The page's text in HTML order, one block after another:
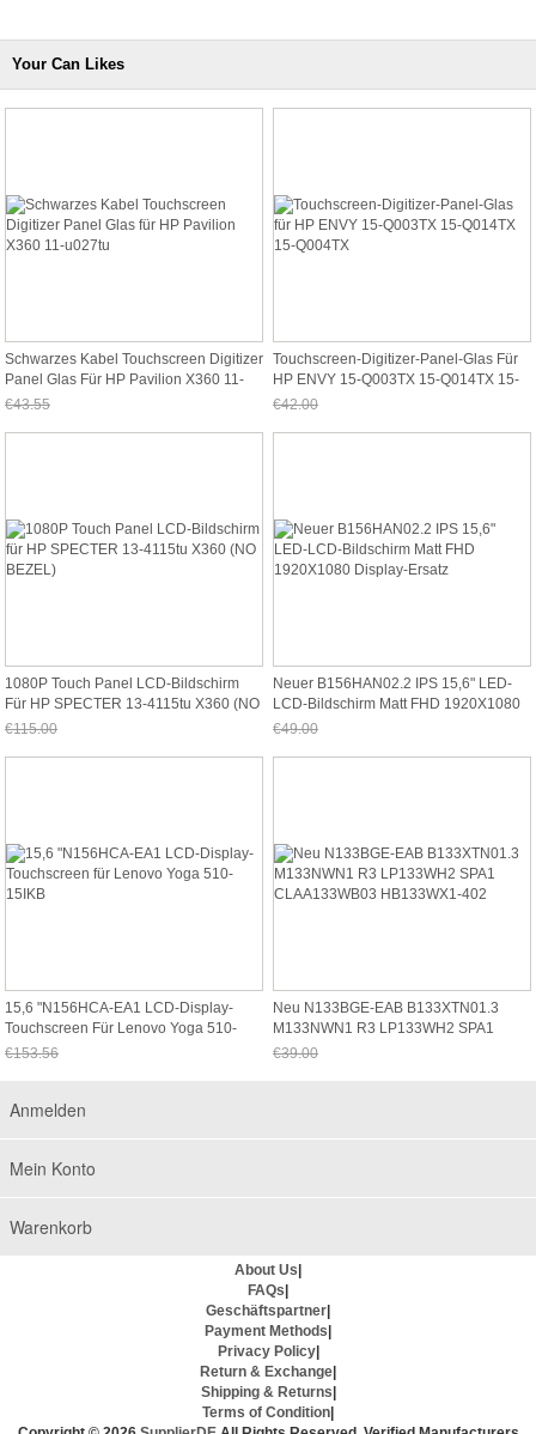
Your Can Likes
Schwarzes Kabel Touchscreen Digitizer
Panel Glas Für HP Pavilion X360 11-
U027tu
€43.55
Touchscreen-Digitizer-Panel-Glas Für
HP ENVY 15-Q003TX 15-Q014TX 15-
Q004TX
€42.00
1080P Touch Panel LCD-Bildschirm
Für HP SPECTER 13-4115tu X360 (NO
BEZEL)
€115.00
Neuer B156HAN02.2 IPS 15,6" LED-
LCD-Bildschirm Matt FHD 1920X1080
Display-Ersatz
€49.00
15,6 "N156HCA-EA1 LCD-Display-
Touchscreen Für Lenovo Yoga 510-
15IKB
€153.56
Neu N133BGE-EAB B133XTN01.3
M133NWN1 R3 LP133WH2 SPA1
CLAA133WB03 HB133WX1-402
€39.00
Anmelden
Mein Konto
Warenkorb
About Us
FAQs
Geschäftspartner
Payment Methods
Privacy Policy|
Return & Exchange
Shipping & Returns
Terms of Condition